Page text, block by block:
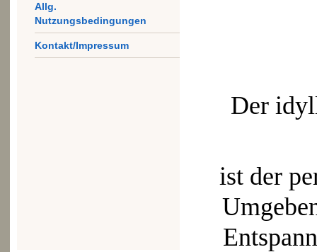
Allg.
Nutzungsbedingungen
Kontakt/Impressum
Der
ist der